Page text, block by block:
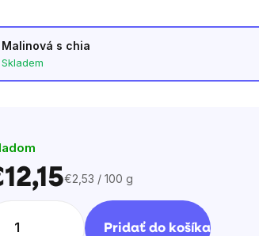
Malinová s chia
Skladem
Jednotková
€2,53 / 100 g
Pridať do košíka